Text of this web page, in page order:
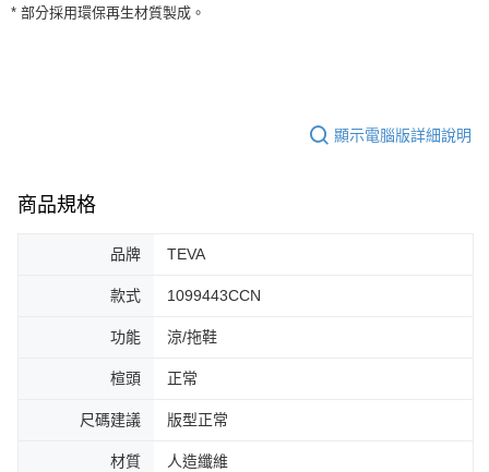
２．訂單成立數日內，您將收到繳費通知簡訊。
※ 交易是否成功請以「AFTEE先享後付 」之結帳頁面顯示為準，若有關於
是否繳費成功／繳費後需取消欲退款等相關疑問，請聯繫「AFTEE先享後付
【注意事項】
易，需依本服務之必要範圍內提供個人資料，並將交易相關給付款項請求債
權轉讓予恩沛科技股份有限公司。
２．關於個人資料處理事宜，請瀏覽以下網址：
https://aftee.tw/terms/#terms3
「AFTEE先享後付」，若未經同意申辦者引起之損失，本公司不負相關責
４．使用「AFTEE先享後付」時，將依據個別帳號之用戶狀況，依本公司即
請求用戶進行身份認證。
恩沛科技股份有限公司將有權停止該用戶之使用額度並採取法律行動。
每筆NT$60，滿NT$1,500(含以上)免運費
宅配
* 部分採用環保再生材質製成。
顯示電腦版詳細說明
商品規格
品牌 TEVA
款式 1099443CCN
功能 涼/拖鞋
楦頭 正常
尺碼建議 版型正常
材質 人造纖維